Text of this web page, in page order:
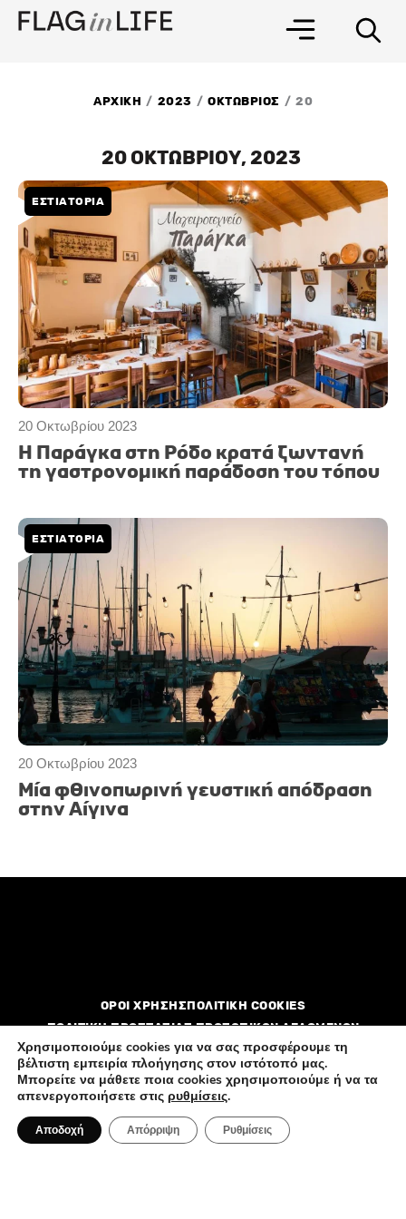
Μετάβαση
στο
ΑΡΧΙΚΗ / 2023 / ΟΚΤΩΒΡΙΟΣ / 20
20 ΟΚΤΩΒΡΙΟΥ, 2023
20 Οκτωβρίου 2023
ΕΣΤΙΑΤΟΡΙΑ
Η Παράγκα στη Ρόδο κρατά ζωντανή
τη γαστρονομική παράδοση του τόπου
20 Οκτωβρίου 2023
ΕΣΤΙΑΤΟΡΙΑ
Μία φθινοπωρινή γευστική απόδραση
στην Αίγινα
ΟΡΟΙ ΧΡΗΣΗΣΠΟΛΙΤΙΚΗ COOKIES
ΠΟΛΙΤΙΚΗ ΠΡΟΣΤΑΣΙΑΣ ΠΡΟΣΩΠΙΚΩΝ ΔΕΔΟΜΕΝΩΝ
ΔιαφημιστείτεΕπικοινωνίαΠοιοί είμαστε
Χρησιμοποιούμε cookies για να σας προσφέρουμε τη
βέλτιστη εμπειρία πλοήγησης στον ιστότοπό μας.
Μπορείτε να μάθετε ποια cookies χρησιμοποιούμε ή να τα
απενεργοποιήσετε στις ρυθμίσεις.
Αποδοχή Απόρριψη Ρυθμίσεις